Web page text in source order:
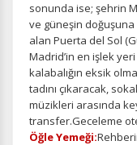
sonunda ise; şehrin
ve güneşin doğuşuna
alan Puerta del Sol
Madrid’in en işlek
kalabalığın eksik
tadını çıkaracak,
müzikleri arasında
transfer.Geceleme
Öğle Yemeği: